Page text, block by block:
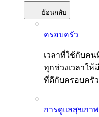
ย้อนกลับ
ครอบครัว
เวลาที่ใช้กับค
ทุกช่วงเวลาให้
ที่ดีกับครอบครั
การดูแลสุขภา